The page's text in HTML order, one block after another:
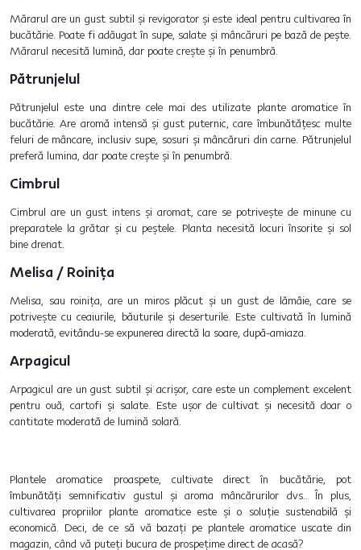
Mărarul are un gust subtil și revigorator și este ideal pentru cultivarea în
bucătărie. Poate fi adăugat în supe, salate și mâncăruri pe bază de pește.
Mărarul necesită lumină, dar poate crește și în penumbră.
Pătrunjelul
Pătrunjelul este una dintre cele mai des utilizate plante aromatice în
bucătărie. Are aromă intensă și gust puternic, care îmbunătățesc multe
feluri de mâncare, inclusiv supe, sosuri și mâncăruri din carne. Pătrunjelul
preferă lumina, dar poate crește și în penumbră.
Cimbrul
Cimbrul are un gust intens și aromat, care se potrivește de minune cu
preparatele la grătar și cu peștele. Planta necesită locuri însorite și sol
bine drenat.
Melisa / Roinița
Melisa, sau roinița, are un miros plăcut și un gust de lămâie, care se
potrivește cu ceaiurile, băuturile și deserturile. Este cultivată în lumină
moderată, evitându-se expunerea directă la soare, după-amiaza.
Arpagicul
Arpagicul are un gust subtil și acrișor, care este un complement excelent
pentru ouă, cartofi și salate. Este ușor de cultivat și necesită doar o
cantitate moderată de lumină solară.
Plantele aromatice proaspete, cultivate direct în bucătărie, pot
îmbunătăți semnificativ gustul și aroma mâncărurilor dvs.. În plus,
cultivarea propriilor plante aromatice este și o soluție sustenabilă și
economică. Deci, de ce să vă bazați pe plantele aromatice uscate din
magazin, când vă puteți bucura de prospețime direct de acasă?